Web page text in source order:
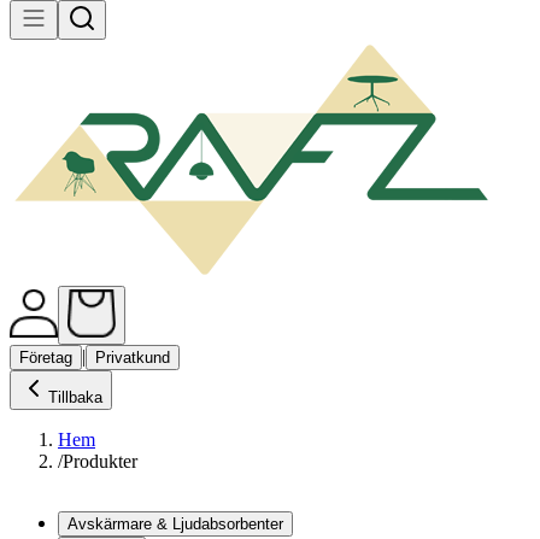
Företag | Privatkund
Tillbaka
Hem
/Produkter
Avskärmare & Ljudabsorbenter